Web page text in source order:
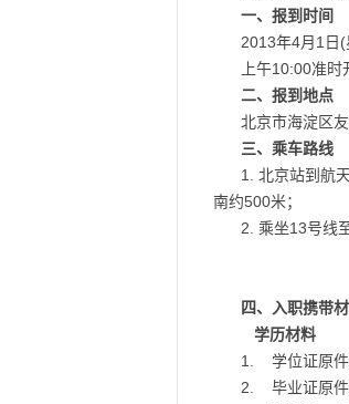
一、报到时间
2013年4月1日(
上午10:00准
二、报到地点
北京市海淀区
三、乘车路线
1. 北京站到航
南约500米；
2. 乘坐13号线
四、入职携带
学历材料
1. 学位证原件
2. 毕业证原件